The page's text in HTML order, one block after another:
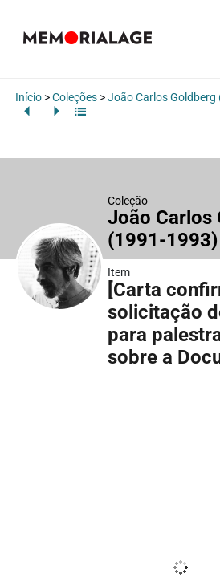
Início>Coleções>João Carlos Goldberg
Coleção
João Carlos
(1991-1993)
Item
[Carta
solicitação
para
sobre a